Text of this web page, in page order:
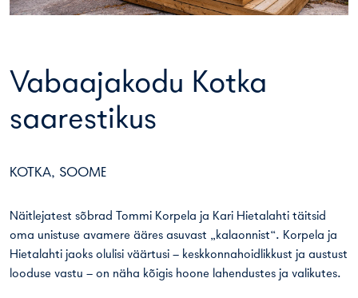
Vabaajakodu Kotka
saarestikus
KOTKA, SOOME
Näitlejatest sõbrad Tommi Korpela ja Kari Hietalahti täitsid
oma unistuse avamere ääres asuvast „kalaonnist“. Korpela ja
Hietalahti jaoks olulisi väärtusi – keskkonnahoidlikkust ja austust
looduse vastu – on näha kõigis hoone lahendustes ja valikutes.